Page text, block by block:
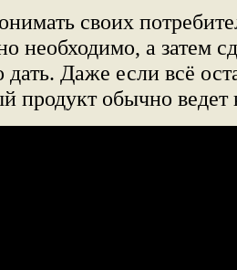
своих
необходимо, а затем
Даже если всё
продукт обычно ведет